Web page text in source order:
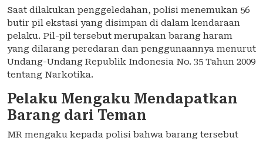
Saat dilakukan penggeledahan, polisi menemukan 56
butir pil ekstasi yang disimpan di dalam kendaraan
pelaku. Pil-pil tersebut merupakan barang haram
yang dilarang peredaran dan penggunaannya menurut
Undang-Undang Republik Indonesia No. 35 Tahun 2009
tentang Narkotika.
Pelaku Mengaku Mendapatkan
Barang dari Teman
MR mengaku kepada polisi bahwa barang tersebut